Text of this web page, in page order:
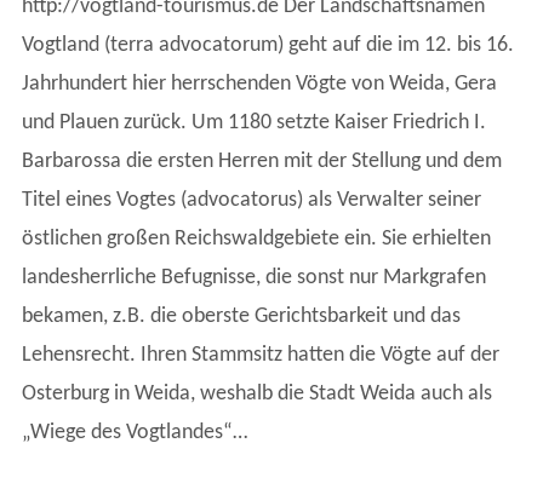
http://vogtland-tourismus.de Der Landschaftsnamen
Vogtland (terra advocatorum) geht auf die im 12. bis 16.
Jahrhundert hier herrschenden Vögte von Weida, Gera
und Plauen zurück. Um 1180 setzte Kaiser Friedrich I.
Barbarossa die ersten Herren mit der Stellung und dem
Titel eines Vogtes (advocatorus) als Verwalter seiner
östlichen großen Reichswaldgebiete ein. Sie erhielten
landesherrliche Befugnisse, die sonst nur Markgrafen
bekamen, z.B. die oberste Gerichtsbarkeit und das
Lehensrecht. Ihren Stammsitz hatten die Vögte auf der
Osterburg in Weida, weshalb die Stadt Weida auch als
„Wiege des Vogtlandes“…